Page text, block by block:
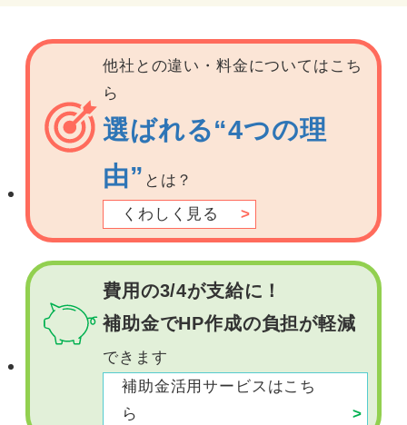
他社との違い・料金についてはこち
ら
選ばれる“4つの理
由” とは？
くわしく見る
費用の3/4が支給に！
補助金でHP作成の負担が軽減
できます
補助金活用サービスはこち
ら